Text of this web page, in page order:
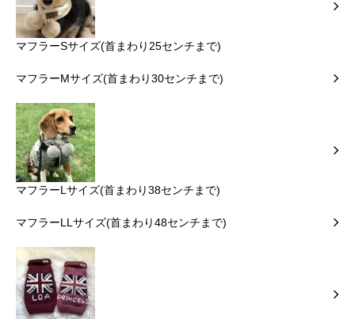
マフラーSサイズ(首まわり25センチまで)
マフラーMサイズ(首まわり30センチまで)
マフラーLサイズ(首まわり38センチまで)
マフラーLLサイズ(首まわり48センチまで)